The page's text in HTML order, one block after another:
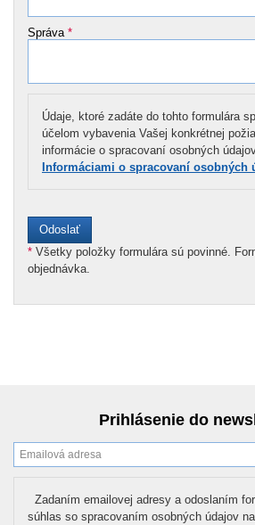
Správa *
Údaje, ktoré zadáte do tohto formulára
účelom vybavenia Vašej konkrétnej
informácie o spracovaní osobných
Informáciami o spracovaní osobných
* Všetky položky formulára sú povinné.
objednávka.
Prihlásenie do
Zadaním emailovej adresy a odoslaním
súhlas so spracovaním osobných údajov